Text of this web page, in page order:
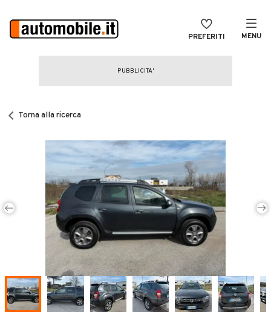
PREFERITI MENU
CERCA
Auto Nuove
Noleggio a lungo termine
Auto d'epoca
Camper
Veicoli Commerciali
Concessionari
Torna alla ricerca